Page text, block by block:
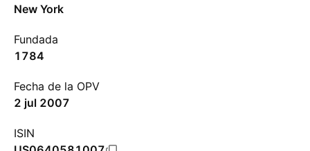
New York
Fundada
1784
Fecha de la OPV
2 jul 2007
ISIN